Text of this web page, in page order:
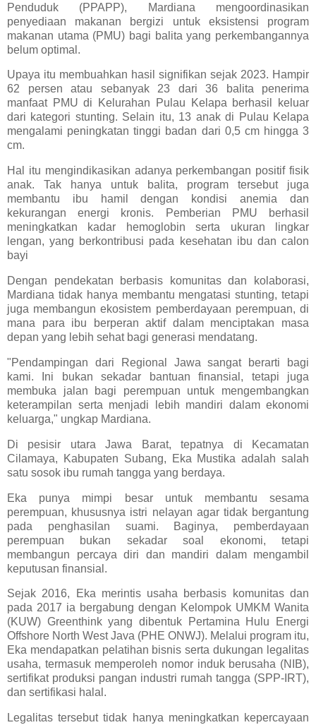
Penduduk (PPAPP), Mardiana mengoordinasikan
penyediaan makanan bergizi untuk eksistensi program
makanan utama (PMU) bagi balita yang perkembangannya
belum optimal.
Upaya itu membuahkan hasil signifikan sejak 2023. Hampir
62 persen atau sebanyak 23 dari 36 balita penerima
manfaat PMU di Kelurahan Pulau Kelapa berhasil keluar
dari kategori stunting. Selain itu, 13 anak di Pulau Kelapa
mengalami peningkatan tinggi badan dari 0,5 cm hingga 3
cm.
Hal itu mengindikasikan adanya perkembangan positif fisik
anak. Tak hanya untuk balita, program tersebut juga
membantu ibu hamil dengan kondisi anemia dan
kekurangan energi kronis. Pemberian PMU berhasil
meningkatkan kadar hemoglobin serta ukuran lingkar
lengan, yang berkontribusi pada kesehatan ibu dan calon
bayi
Dengan pendekatan berbasis komunitas dan kolaborasi,
Mardiana tidak hanya membantu mengatasi stunting, tetapi
juga membangun ekosistem pemberdayaan perempuan, di
mana para ibu berperan aktif dalam menciptakan masa
depan yang lebih sehat bagi generasi mendatang.
"Pendampingan dari Regional Jawa sangat berarti bagi
kami. Ini bukan sekadar bantuan finansial, tetapi juga
membuka jalan bagi perempuan untuk mengembangkan
keterampilan serta menjadi lebih mandiri dalam ekonomi
keluarga," ungkap Mardiana.
Di pesisir utara Jawa Barat, tepatnya di Kecamatan
Cilamaya, Kabupaten Subang, Eka Mustika adalah salah
satu sosok ibu rumah tangga yang berdaya.
Eka punya mimpi besar untuk membantu sesama
perempuan, khususnya istri nelayan agar tidak bergantung
pada penghasilan suami. Baginya, pemberdayaan
perempuan bukan sekadar soal ekonomi, tetapi
membangun percaya diri dan mandiri dalam mengambil
keputusan finansial.
Sejak 2016, Eka merintis usaha berbasis komunitas dan
pada 2017 ia bergabung dengan Kelompok UMKM Wanita
(KUW) Greenthink yang dibentuk Pertamina Hulu Energi
Offshore North West Java (PHE ONWJ). Melalui program itu,
Eka mendapatkan pelatihan bisnis serta dukungan legalitas
usaha, termasuk memperoleh nomor induk berusaha (NIB),
sertifikat produksi pangan industri rumah tangga (SPP-IRT),
dan sertifikasi halal.
Legalitas tersebut tidak hanya meningkatkan kepercayaan